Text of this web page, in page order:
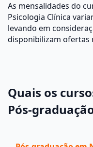
As mensalidades do
Psicologia Clínica
levando em
disponibilizam ofertas
Quais os
Pós-